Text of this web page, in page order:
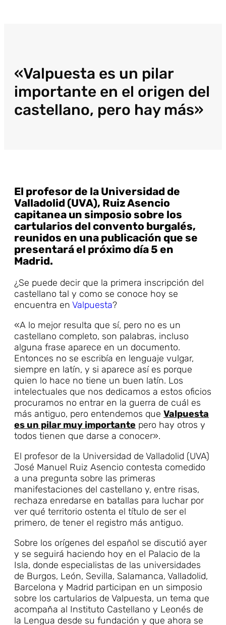
«Valpuesta es un pilar
importante en el origen del
castellano, pero hay más»
El profesor de la Universidad de
Valladolid (UVA), Ruiz Asencio
capitanea un simposio sobre los
cartularios del convento burgalés,
reunidos en una publicación que se
presentará el próximo día 5 en
Madrid.
¿Se puede decir que la primera inscripción del
castellano tal y como se conoce hoy se
encuentra en Valpuesta?
«A lo mejor resulta que sí, pero no es un
castellano completo, son palabras, incluso
alguna frase aparece en un documento.
Entonces no se escribía en lenguaje vulgar,
siempre en latín, y si aparece así es porque
quien lo hace no tiene un buen latín. Los
intelectuales que nos dedicamos a estos oficios
procuramos no entrar en la guerra de cuál es
más antiguo, pero entendemos que Valpuesta
es un pilar muy importante pero hay otros y
todos tienen que darse a conocer».
El profesor de la Universidad de Valladolid (UVA)
José Manuel Ruiz Asencio contesta comedido
a una pregunta sobre las primeras
manifestaciones del castellano y, entre risas,
rechaza enredarse en batallas para luchar por
ver qué territorio ostenta el título de ser el
primero, de tener el registro más antiguo.
Sobre los orígenes del español se discutió ayer
y se seguirá haciendo hoy en el Palacio de la
Isla, donde especialistas de las universidades
de Burgos, León, Sevilla, Salamanca, Valladolid,
Barcelona y Madrid participan en un simposio
sobre los cartularios de Valpuesta, un tema que
acompaña al Instituto Castellano y Leonés de
la Lengua desde su fundación y que ahora se